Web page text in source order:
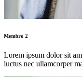
Membro 2
Lorem ipsum dolor sit
luctus nec ullamcorper